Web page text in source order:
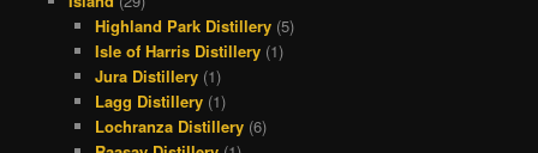
Highland Park Distillery (5)
Isle of Harris Distillery (1)
Jura Distillery (1)
Lagg Distillery (1)
Lochranza Distillery (6)